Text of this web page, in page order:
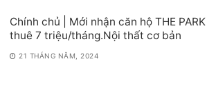
Chính chủ | Mới nhận căn hộ THE PARK
thuê 7 triệu/tháng.Nội thất cơ bản
21 THÁNG NĂM, 2024